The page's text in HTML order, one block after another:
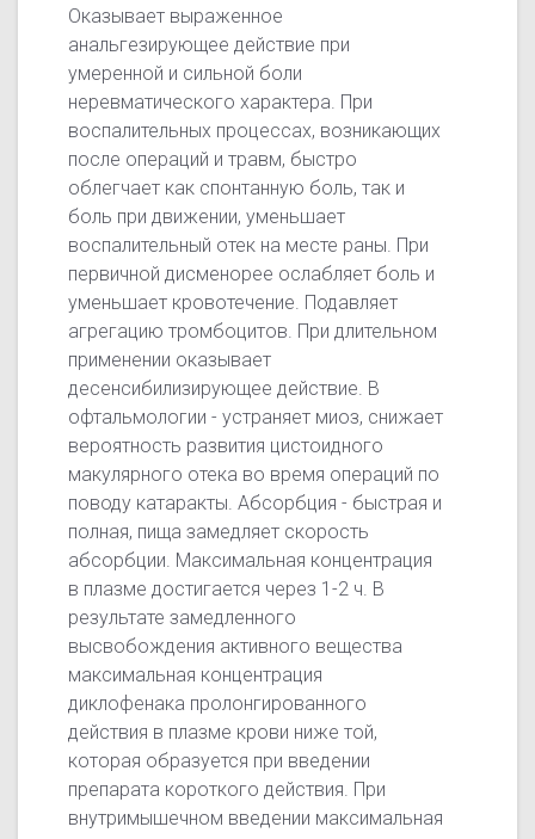
Оказывает выраженное
анальгезирующее действие при
умеренной и сильной боли
неревматического характера. При
воспалительных процессах, возникающих
после операций и травм, быстро
облегчает как спонтанную боль, так и
боль при движении, уменьшает
воспалительный отек на месте раны. При
первичной дисменорее ослабляет боль и
уменьшает кровотечение. Подавляет
агрегацию тромбоцитов. При длительном
применении оказывает
десенсибилизирующее действие. В
офтальмологии - устраняет миоз, снижает
вероятность развития цистоидного
макулярного отека во время операций по
поводу катаракты. Абсорбция - быстрая и
полная, пища замедляет скорость
абсорбции. Максимальная концентрация
в плазме достигается через 1-2 ч. В
результате замедленного
высвобождения активного вещества
максимальная концентрация
диклофенака пролонгированного
действия в плазме крови ниже той,
которая образуется при введении
препарата короткого действия. При
внутримышечном введении максимальная